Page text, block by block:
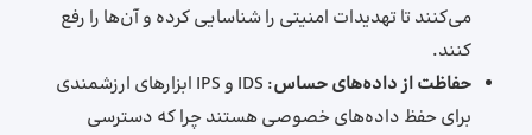
می‌کنند تا تهدیدات امنیتی را شناسایی کرده و آن‌ها را رفع
کنند.
حفاظت از داده‌های حساس
: IDS و IPS ابزارهای ارزشمندی
برای حفظ داده‌های خصوصی هستند چرا که دسترسی